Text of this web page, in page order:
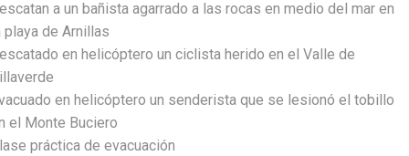
a un bañista agarrado a las rocas en medio del mar en
playa de Arnillas
en helicóptero un ciclista herido en el Valle de
en helicóptero un senderista que se lesionó el tobillo
el Monte Buciero
práctica de evacuación